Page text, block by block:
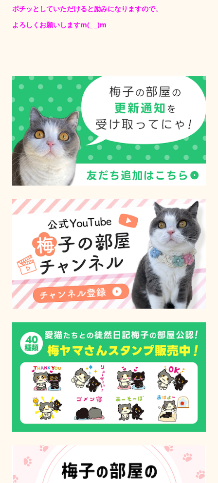
ポチッとしていただけると励みになりますので、
よろしくお願いしますm(_ _)m